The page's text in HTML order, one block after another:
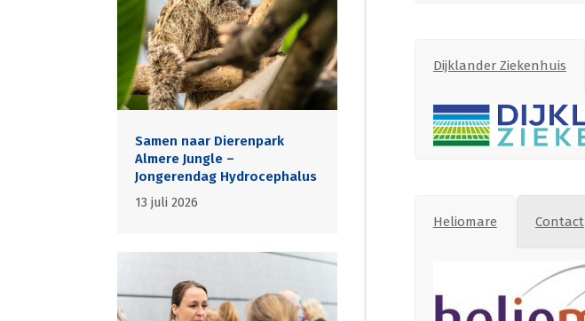
Dijklander Ziekenhuis
Heliomare Contact
Samen naar Dierenpark
Almere Jungle –
Jongerendag Hydrocephalus
13 juli 2026